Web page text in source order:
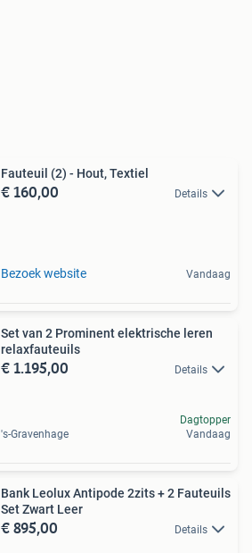
Fauteuil (2) - Hout, Textiel
€ 160,00 Details
Bezoek website Vandaag
Set van 2 Prominent elektrische leren
relaxfauteuils
€ 1.195,00 Details
's-Gravenhage
Dagtopper
Vandaag
Bank Leolux Antipode 2zits + 2 Fauteuils
Set Zwart Leer
€ 895,00 Details